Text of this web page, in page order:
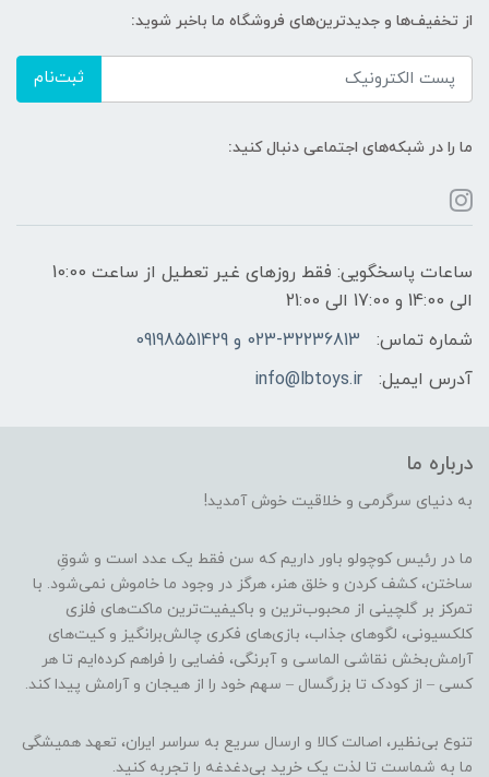
از تخفیف‌ها و جدیدترین‌های فروشگاه ما باخبر شوید:
ثبت‌نام
ما را در شبکه‌های اجتماعی دنبال کنید:
ساعات پاسخگویی: فقط روزهای غیر تعطیل از ساعت 10:00
الی 14:00 و 17:00 الی 21:00
شماره تماس:
023-32236813 و 09198551429
آدرس ایمیل:
info@lbtoys.ir
درباره ما
به دنیای سرگرمی و خلاقیت خوش آمدید!
ما در رئیس کوچولو باور داریم که سن فقط یک عدد است و شوقِ
ساختن، کشف کردن و خلق هنر، هرگز در وجود ما خاموش نمی‌شود. با
تمرکز بر گلچینی از محبوب‌ترین و باکیفیت‌ترین ماکت‌های فلزی
کلکسیونی، لگوهای جذاب، بازی‌های فکری چالش‌برانگیز و کیت‌های
آرامش‌بخش نقاشی الماسی و آبرنگی، فضایی را فراهم کرده‌ایم تا هر
کسی – از کودک تا بزرگسال – سهم خود را از هیجان و آرامش پیدا کند.
تنوع بی‌نظیر، اصالت کالا و ارسال سریع به سراسر ایران، تعهد همیشگی
ما به شماست تا لذت یک خرید بی‌دغدغه را تجربه کنید.